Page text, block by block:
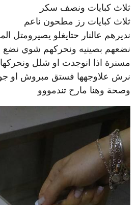
ثلاث كبايات ونصف سكر
ثلاث كبايات رز مطحون ناعم
نديرهم عالنار حتايغلو يصيرومتل
نضعهم بصينيه ونحركهم شوي نضع
مسنرة اذا انوجدت او شلل
نرش علاوجهها فستق مبروش او
وصحة وهنا مارح تندمووو